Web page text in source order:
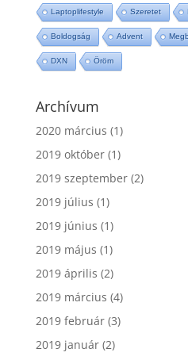
Laptoplifestyle Szeretet
Boldogság Advent
DXN Öröm
Archívum
2020 március (1)
2019 október(1)
2019 szeptember(2)
2019 július (1)
2019 június (1)
2019 május (1)
2019 április (2)
2019 március (4)
2019 február(3)
2019 január(2)